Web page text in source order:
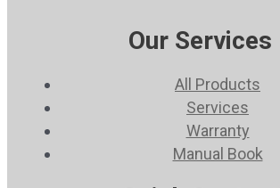
Our Services
All Products
Services
Warranty
Manual Book